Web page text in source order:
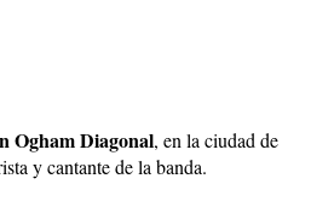
Ogham Diagonal, en la ciudad de
y cantante de la banda.